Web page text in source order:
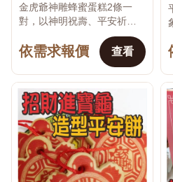
金虎爺神雕蜂蜜蛋糕2條一
對，以神明祝壽、平安祈
福、吉祥文字及傳統宮廟文
化為設計主題，適合神明聖
誕、宮廟祝壽、進香遶境、
宗教祭典、法會活動、供...
依需求報價 查看